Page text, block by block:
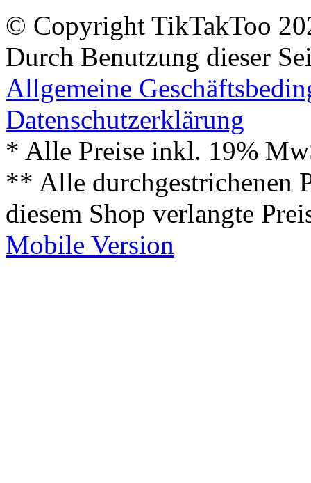
© Copyright TikTakToo
Durch Benutzung dieser
Allgemeine
Datenschutzerklärung
* Alle Preise inkl. 19%
** Alle durchgestrichenen
diesem Shop verlangte
Mobile Version